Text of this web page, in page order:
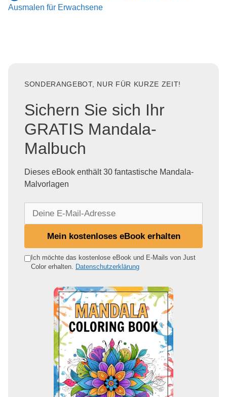
Ausmalen für Erwachsene
SONDERANGEBOT, NUR FÜR KURZE ZEIT!
Sichern Sie sich Ihr
GRATIS Mandala-
Malbuch
Dieses eBook enthält 30 fantastische Mandala-
Malvorlagen
e
Mein kostenloses eBook erhalten
Ich möchte das kostenlose eBook und E-Mails von Just
Color erhalten. Datenschutzerklärung